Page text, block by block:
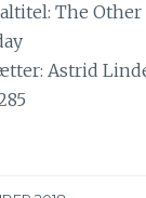
The Other
Astrid